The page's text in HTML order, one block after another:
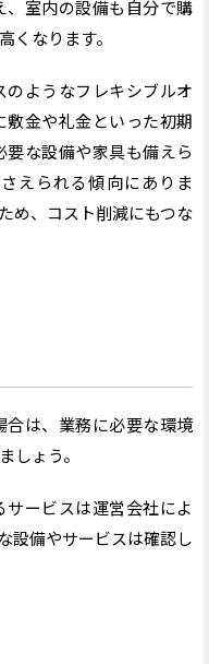
、室内の設備も自分で購
くなります。
ようなフレキシブルオ
金や礼金といった初期
な設備や家具も備えら
えられる傾向にありま
め、コスト削減にもつな
合は、業務に必要な環境
しょう。
ービスは運営会社によ
設備やサービスは確認し